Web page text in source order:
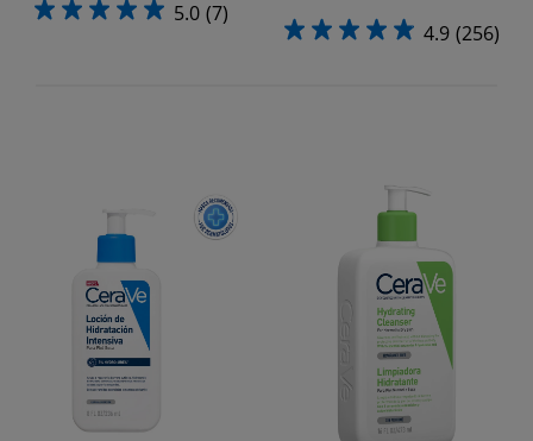
5.0 (7)
4.9 (256)